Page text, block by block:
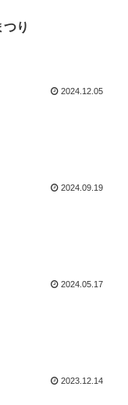
り
2024.12.05
2024.09.19
2024.05.17
2023.12.14